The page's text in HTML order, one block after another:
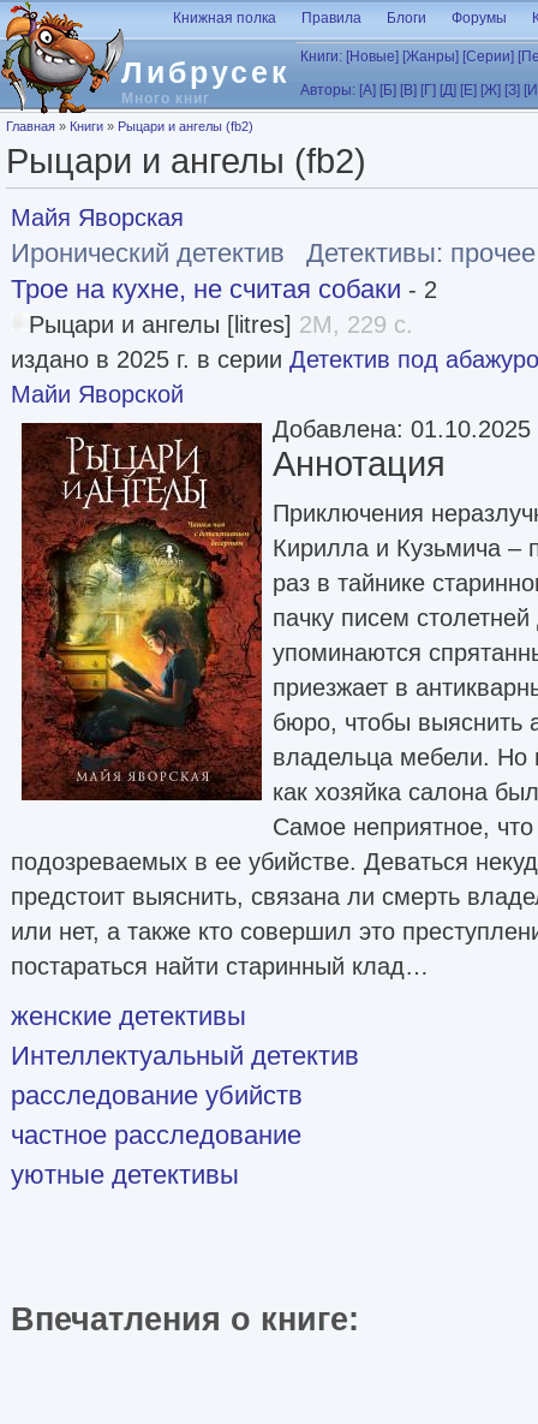
Перейти к основному содержанию
Либрусек
Много книг
Книжная полка Правила Блоги Форумы
Книги: [Новые] [Жанры] [Серии]
Авторы: [А] [Б] [В] [Г] [Д] [Е] [Ж] [З]
Вы здесь
Главная » Книги » Рыцари и ангелы (fb2)
Рыцари и ангелы (fb2)
Майя Яворская
Иронический детектив
Детективы: прочее
Трое на кухне, не считая собаки - 2
Рыцари и ангелы [litres] 2M, 229 с.
издано в 2025 г. в серии Детектив под
Майи Яворской
Добавлена: 01.10.2025
Аннотация
Приключения
Кирилла и Кузьмича –
раз в тайнике
пачку писем
упоминаются
приезжает в
бюро, чтобы выяснить
владельца мебели. Но
как хозяйка салона
Самое неприятное,
подозреваемых в ее убийстве. Деваться
предстоит выяснить, связана ли смерть
или нет, а также кто совершил это
постараться найти старинный клад…
женские детективы
Интеллектуальный детектив
расследование убийств
частное расследование
уютные детективы
Впечатления о книге: